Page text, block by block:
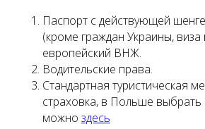
Паспорт с действующей
(кроме граждан Украины, виза
европейский ВНЖ.
Водительские права.
Стандартная туристическая
страховка, в Польше
можно здесь